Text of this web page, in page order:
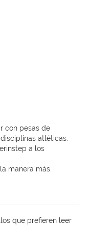
con pesas de
atléticas.
a los
manera más
que prefieren leer